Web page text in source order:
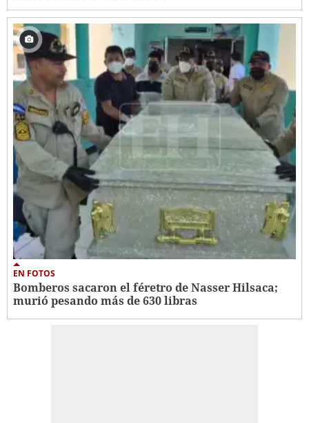
EN FOTOS
Bomberos sacaron el féretro de Nasser Hilsaca;
murió pesando más de 630 libras